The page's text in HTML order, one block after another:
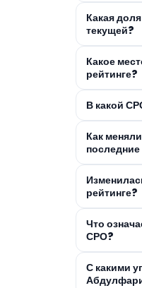
Какая
текущей?
Какое
рейтинге?
В какой
Как
рейтинге?
Что
СРО?
С какими